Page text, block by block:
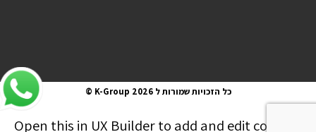
כל הזכויות שמורות ל K-Group 2026 ©
Open this in UX Builder to add and edit content